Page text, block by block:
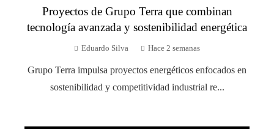
Proyectos de Grupo Terra que combinan
tecnología avanzada y sostenibilidad energética
Eduardo Silva Hace 2 semanas
Grupo Terra impulsa proyectos energéticos enfocados en
sostenibilidad y competitividad industrial re...